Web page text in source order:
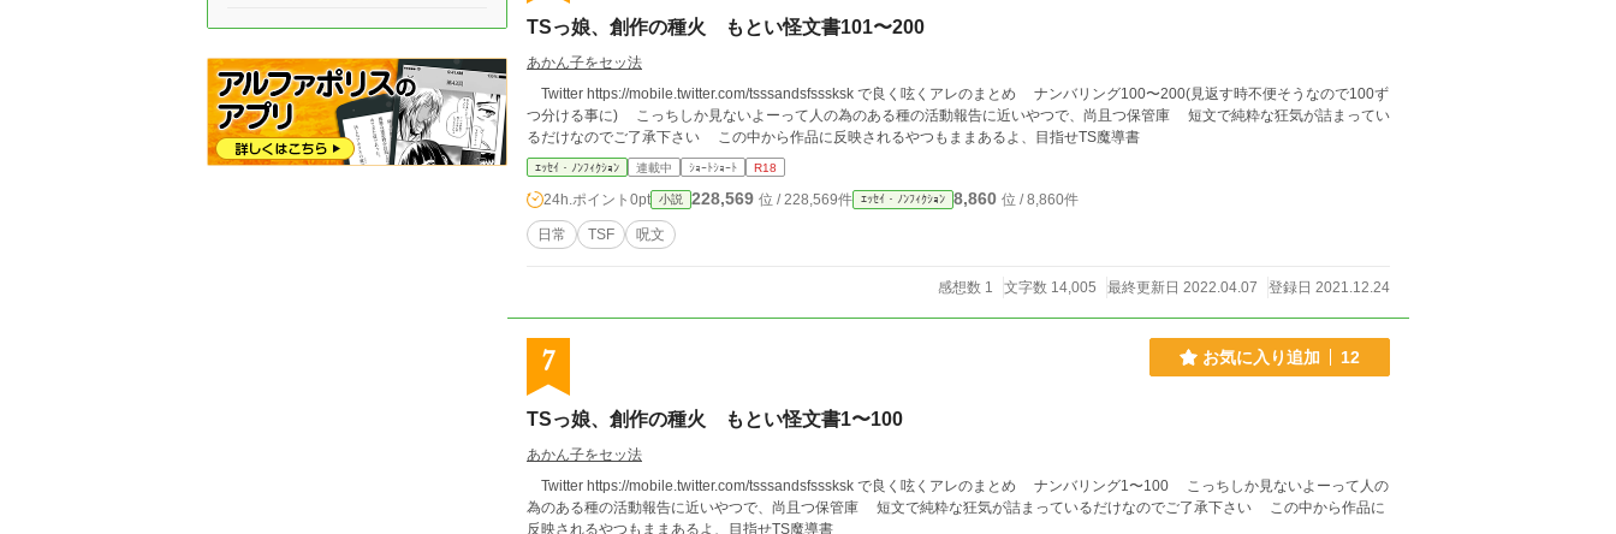
TSっ娘、創作の種火 もとい怪文書101〜200
あかん子をセッ法
Twitter https://mobile.twitter.com/tsssandsfsssksk で良く呟くアレのまとめ ナンバリング100〜200(見返す時不便そうなので100ず
つ分ける事に) こっちしか見ないよーって人の為のある種の活動報告に近いやつで、尚且つ保管庫 短文で純粋な狂気が詰まってい
るだけなのでご了承下さい この中から作品に反映されるやつもままあるよ、目指せTS魔導書
ｴｯｾｲ・ﾉﾝﾌｨｸｼｮﾝ 連載中 ｼｮｰﾄｼｮｰﾄ R18
24h.ポイント 0pt 小説 228,569 位 / 228,569件 ｴｯｾｲ・ﾉﾝﾌｨｸｼｮﾝ 8,860 位 / 8,860件
日常 TSF 呪文
感想数 1 文字数 14,005 最終更新日 2022.04.07 登録日 2021.12.24
7 お気に入り追加 12
TSっ娘、創作の種火 もとい怪文書1〜100
あかん子をセッ法
Twitter https://mobile.twitter.com/tsssandsfsssksk で良く呟くアレのまとめ ナンバリング1〜100 こっちしか見ないよーって人の
為のある種の活動報告に近いやつで、尚且つ保管庫 短文で純粋な狂気が詰まっているだけなのでご了承下さい この中から作品に
反映されるやつもままあるよ、目指せTS魔導書